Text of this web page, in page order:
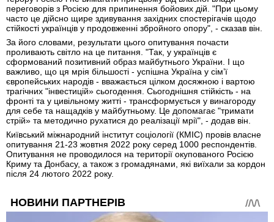
переговорів з Росією для припинення бойових дій. "При цьому
часто це дійсно щире здивування західних спостерігачів щодо
стійкості українців у продовженні збройного опору", - сказав він.
За його словами, результати цього опитування почасти
проливають світло на це питання. "Так, у українців є
сформований позитивний образ майбутнього України. І що
важливо, що ця мрія більшості - успішна Україна у сім’ї
європейських народів - вважається цілком досяжною і вартою
трагічних "інвестицій» сьогодення. Сьогоднішня стійкість - на
фронті та у цивільному житті - трансформується у винагороду
для себе та нащадків у майбутньому. Це допомагає "тримати
стрій» та методично рухатися до реалізації мрії", - додав він.
Київський міжнародний інститут соціології (КМІС) провів власне
опитування 21-23 жовтня 2022 року серед 1000 респондентів.
Опитування не проводилося на території окупованого Росією
Криму та Донбасу, а також з громадянами, які виїхали за кордон
після 24 лютого 2022 року.